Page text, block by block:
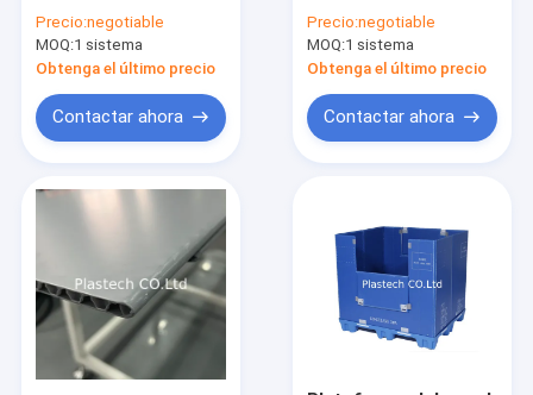
del guardia de la
burbuja
Precio:negotiable
MOQ:1 sistema
Obtenga el último precio
Contactar ahora
Bending Machine PP
del guardia de la
burbuja
Precio:negotiable
MOQ:1 sistema
Obtenga el último precio
Contactar ahora